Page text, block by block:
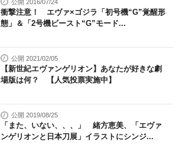
公開 2016/07/24
衝撃注意！ エヴァ×ゴジラ「初号機“G”覚醒形
態」＆「2号機ビースト“G”モード...
公開 2021/02/05
【新世紀エヴァンゲリオン】あなたが好きな劇
場版は何？ 【人気投票実施中】
公開 2019/08/25
「また、いない、、、」 緒方恵美、「エヴァ
ンゲリオンと日本刀展」イラストにシンジ...